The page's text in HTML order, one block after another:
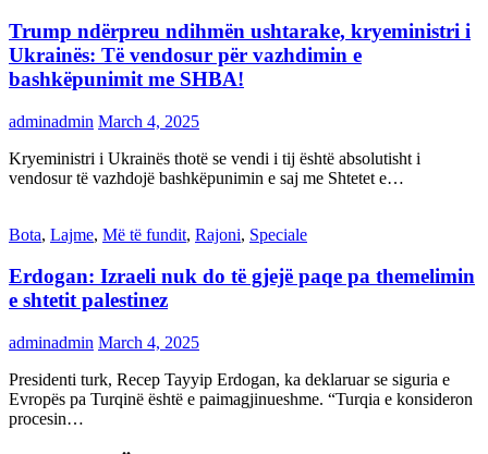
Trump ndërpreu ndihmën ushtarake, kryeministri i
Ukrainës: Të vendosur për vazhdimin e
bashkëpunimit me SHBA!
adminadmin March 4, 2025
Kryeministri i Ukrainës thotë se vendi i tij është absolutisht i
vendosur të vazhdojë bashkëpunimin e saj me Shtetet e…
Bota, Lajme, Më të fundit, Rajoni, Speciale
Erdogan: Izraeli nuk do të gjejë paqe pa themelimin
e shtetit palestinez
adminadmin March 4, 2025
Presidenti turk, Recep Tayyip Erdogan, ka deklaruar se siguria e
Evropës pa Turqinë është e paimagjinueshme. “Turqia e konsideron
procesin…